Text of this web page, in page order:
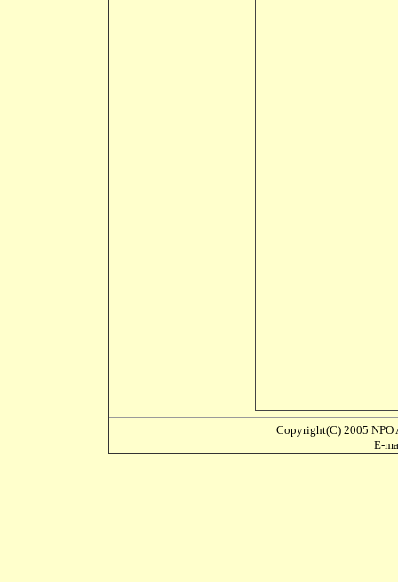
Copyright(C) 2005
E-